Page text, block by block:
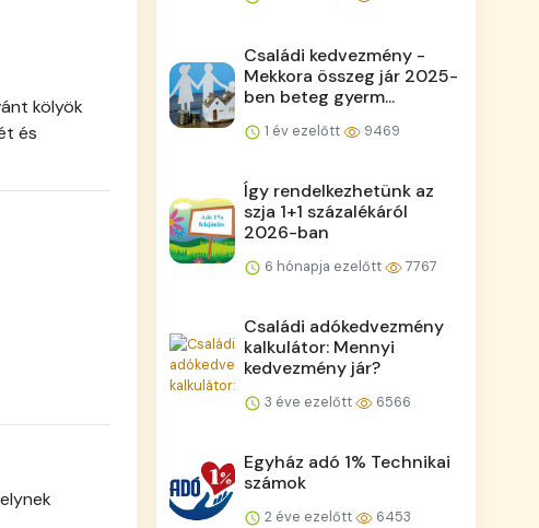
kölyök
és
Családi kedvezmény -
Mekkora összeg jár 2025-
ben beteg gyerm...
1 év ezelőtt 9469
Így rendelkezhetünk az
szja 1+1 százalékáról
2026-ban
6 hónapja ezelőtt 7767
Családi adókedvezmény
kalkulátor: Mennyi
kedvezmény jár?
3 éve ezelőtt 6566
Egyház adó 1% Technikai
számok
2 éve ezelőtt 6453